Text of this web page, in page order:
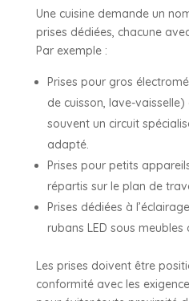
Une cuisine demande un
prises dédiées, chacune
Par exemple :
Prises pour gros
de cuisson, lave-
souvent un circuit
adapté.
Prises pour petits
répartis sur le plan de
Prises dédiées à
rubans LED sous
Les prises doivent être
conformité avec les